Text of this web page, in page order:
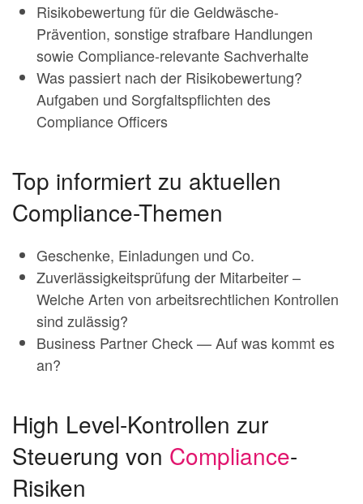
Risikobewertung für die Geldwäsche-
Prävention, sonstige strafbare Handlungen
sowie Compliance-relevante Sachverhalte
Was passiert nach der Risikobewertung?
Aufgaben und Sorgfaltspflichten des
Compliance Officers
Top informiert zu aktuellen
Compliance-Themen
Geschenke, Einladungen und Co.
Zuverlässigkeitsprüfung der Mitarbeiter –
Welche Arten von arbeitsrechtlichen Kontrollen
sind zulässig?
Business Partner Check — Auf was kommt es
an?
High Level-Kontrollen zur
Steuerung von Compliance-
Risiken